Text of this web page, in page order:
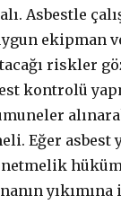
Asbestle
ekipman
riskler
kontrolü
Eğer asbest